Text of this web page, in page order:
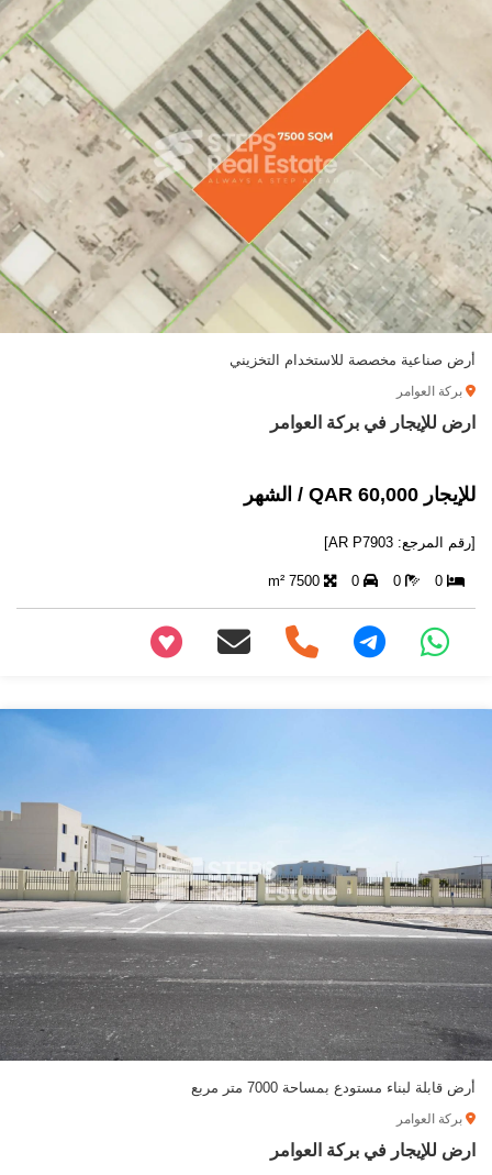
أرض صناعية مخصصة للاستخدام التخزيني
بركة العوامر
ارض للإيجار في بركة العوامر
للإيجار 60,000 QAR / الشهر
[رقم المرجع: AR P7903]
0
0
0
7500 m²
أرض قابلة لبناء مستودع بمساحة 7000 متر مربع
بركة العوامر
ارض للإيجار في بركة العوامر